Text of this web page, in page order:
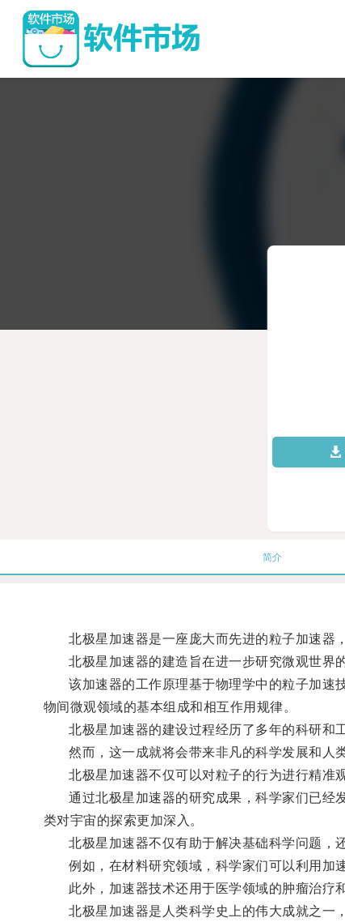
简介
北极星加速器是一座庞大而先进的粒子加速器，
北极星加速器的建造旨在进一步研究微观世界的
该加速器的工作原理基于物理学中的粒子加速技
物间微观领域的基本组成和相互作用规律。
北极星加速器的建设过程经历了多年的科研和工
然而，这一成就将会带来非凡的科学发展和人类
北极星加速器不仅可以对粒子的行为进行精准观
通过北极星加速器的研究成果，科学家们已经发
类对宇宙的探索更加深入。
北极星加速器不仅有助于解决基础科学问题，还
例如，在材料研究领域，科学家们可以利用加速
此外，加速器技术还用于医学领域的肿瘤治疗和
北极星加速器是人类科学史上的伟大成就之一，